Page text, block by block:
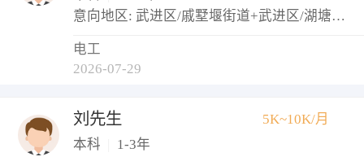
意向地区: 武进区/戚墅堰街道+武进区/湖塘镇+武进区/牛塘镇
电工
2026-07-29
刘先生
5K~10K/月
本科
1-3年